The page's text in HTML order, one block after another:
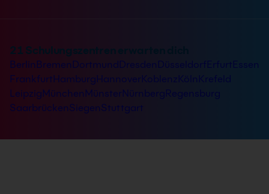
21 Schulungszentren erwarten dich
Berlin Bremen Dortmund ErfurtEssen
FrankfurtHamburgHannover
Krefeld
LeipzigMünchen Münster
SaarbrückenSiegen Stuttgart